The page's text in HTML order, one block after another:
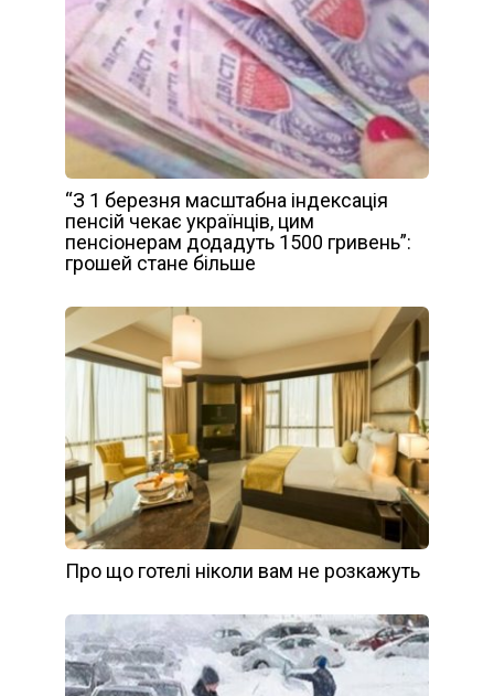
“З 1 березня масштабна індексація
пенсій чекає українців, цим
пенсіонерам додадуть 1500 гривень”:
грошей стане більше
Про що готелі ніколи вам не розкажуть